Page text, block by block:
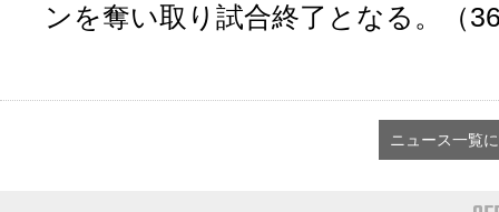
ンを奪い取り試合終了となる。（
ニュース一覧